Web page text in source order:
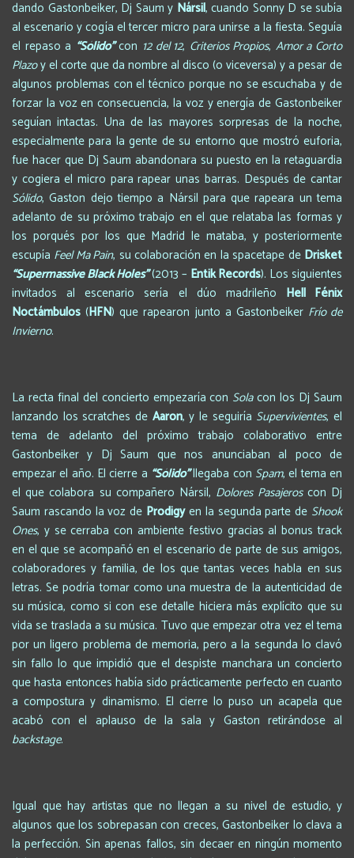
dando Gastonbeiker, Dj Saum y Nársil, cuando Sonny D se subía
al escenario y cogía el tercer micro para unirse a la fiesta. Seguía
el repaso a “Sólido”con 12 del 12, Criterios Propios, Amor a Corto
Plazoy el corte que da nombre al disco (o viceversa) y a pesar de
algunos problemas con el técnico porque no se escuchaba y de
forzar la voz en consecuencia, la voz y energía de Gastonbeiker
seguían intactas. Una de las mayores sorpresas de la noche,
especialmente para la gente de su entorno que mostró euforia,
fue hacer que Dj Saum abandonara su puesto en la retaguardia
y cogiera el micro para rapear unas barras. Después de cantar
Sólido, Gaston dejo tiempo a Nársil para que rapeara un tema
adelanto de su próximo trabajo en el que relataba las formas y
los porqués por los que Madrid le mataba, y posteriormente
escupía Feel Ma Pain, su colaboración en la spacetape de Drisket
“Supermassive Black Holes”(2013 – Entik Records). Los siguientes
invitados al escenario sería el dúo madrileño Hell Fénix
Noctámbulos (HFN) que rapearon junto a Gastonbeiker Frío de
Invierno.
La recta final del concierto empezaría con Solacon los Dj Saum
lanzando los scratches de Aaron, y le seguiría Supervivientes, el
tema de adelanto del próximo trabajo colaborativo entre
Gastonbeiker y Dj Saum que nos anunciaban al poco de
empezar el año. El cierre a “Sólido”llegaba con Spam, el tema en
el que colabora su compañero Nársil, Dolores Pasajeroscon Dj
Saum rascando la voz de Prodigyen la segunda parte de Shook
Ones, y se cerraba con ambiente festivo gracias al bonus track
en el que se acompañó en el escenario de parte de sus amigos,
colaboradores y familia, de los que tantas veces habla en sus
letras. Se podría tomar como una muestra de la autenticidad de
su música, como si con ese detalle hiciera más explícito que su
vida se traslada a su música. Tuvo que empezar otra vez el tema
por un ligero problema de memoria, pero a la segunda lo clavó
sin fallo lo que impidió que el despiste manchara un concierto
que hasta entonces había sido prácticamente perfecto en cuanto
a compostura y dinamismo. El cierre lo puso un acapela que
acabó con el aplauso de la sala y Gaston retirándose al
backstage.
Igual que hay artistas que no llegan a su nivel de estudio, y
algunos que los sobrepasan con creces, Gastonbeiker lo clava a
la perfección. Sin apenas fallos, sin decaer en ningún momento